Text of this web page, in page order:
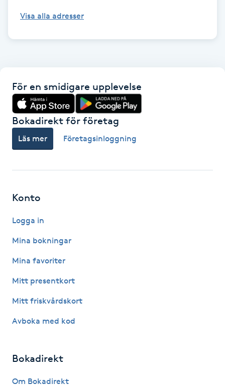
Hårborttagning
Hårvård
Hälsa
Idrottsmassage
IPL hårborttagning
IR-massage
Visa alla adresser
För en smidigare upplevelse
Bokadirekt för företag
Läs mer Företagsinloggning
Konto
Logga in
Mina bokningar
Mina favoriter
Mitt presentkort
Mitt friskvårdskort
Avboka med kod
Bokadirekt
Om Bokadirekt